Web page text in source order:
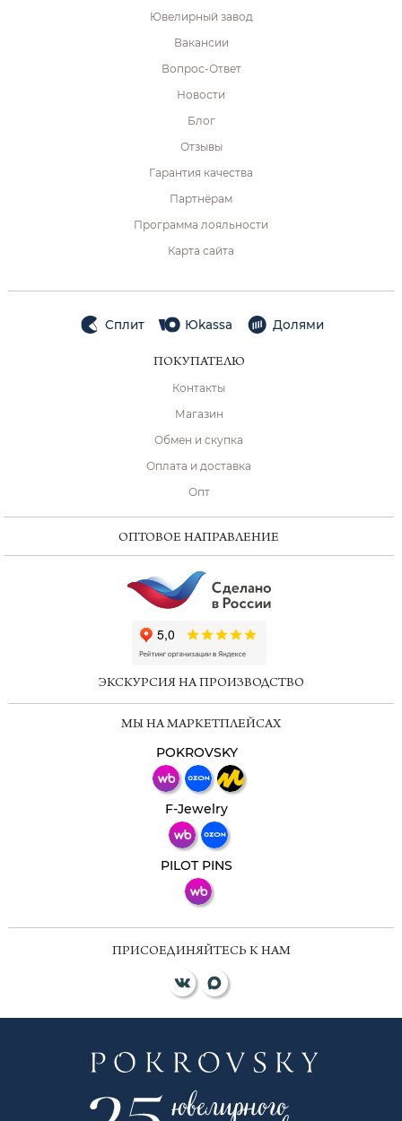
Ювелирный завод
Вакансии
Вопрос-Ответ
Новости
Блог
Отзывы
Гарантия качества
Партнёрам
Программа лояльности
Карта сайта
Сплит Юkassa Долями
ПОКУПАТЕЛЮ
Контакты
Магазин
Обмен и скупка
Оплата и доставка
Опт
ОПТОВОЕ НАПРАВЛЕНИЕ
ЭКСКУРСИЯ НА ПРОИЗВОДСТВО
МЫ НА МАРКЕТПЛЕЙСАХ
POKROVSKY
F-Jewelry
PILOT PINS
ПРИСОЕДИНЯЙТЕСЬ К НАМ